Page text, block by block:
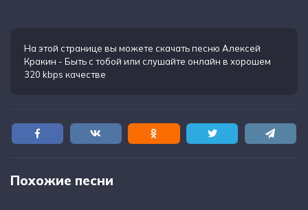
На этой странице вы можете скачать песню Алексей
Кракин - Быть с тобой или слушайте онлайн в хорошем
320 kbps качестве
Похожие песни